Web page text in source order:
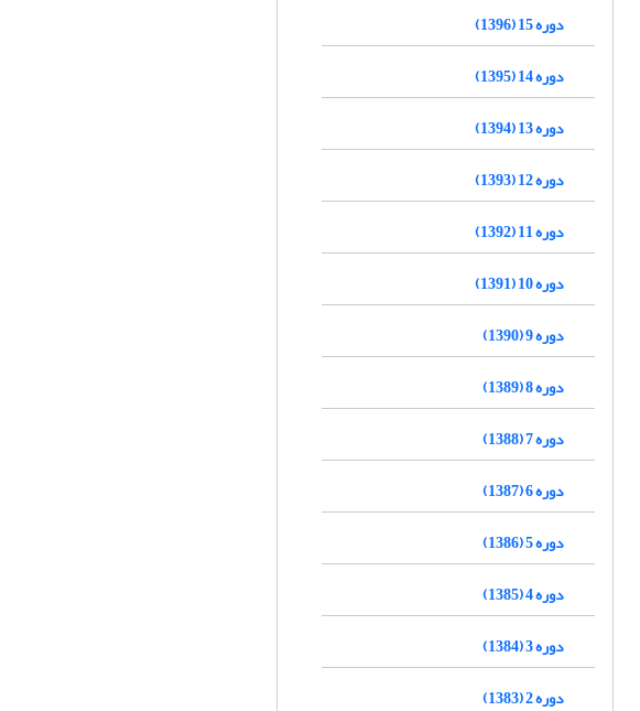
دوره 15 (1396)
دوره 14 (1395)
دوره 13 (1394)
دوره 12 (1393)
دوره 11 (1392)
دوره 10 (1391)
دوره 9 (1390)
دوره 8 (1389)
دوره 7 (1388)
دوره 6 (1387)
دوره 5 (1386)
دوره 4 (1385)
دوره 3 (1384)
دوره 2 (1383)